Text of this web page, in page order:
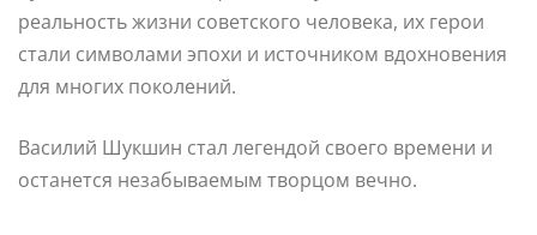
реальность жизни советского человека, их герои
стали символами эпохи и источником вдохновения
для многих поколений.
Василий Шукшин стал легендой своего времени и
останется незабываемым творцом вечно.